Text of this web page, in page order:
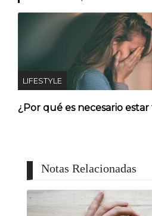
LIFESTYLE
¿Por qué es necesario estar
Notas Relacionadas